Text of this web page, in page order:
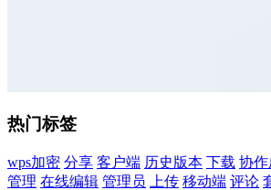
热门标签
wps加密 分享 客户端 历史版本 下载 协作
管理 在线编辑 管理员 上传 移动端 评论